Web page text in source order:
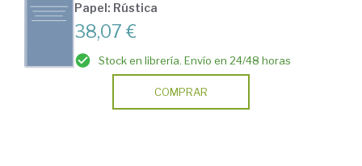
Papel: Rústica
38,07 €
Stock en librería. Envío en 24/48 horas
COMPRAR